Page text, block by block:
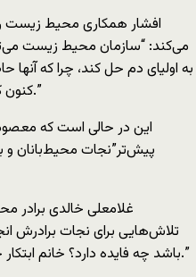
افشار همکاری محیط زیست را
می‌کند: “سازمان محیط زیست
به اولیای دم حل کند، چرا که
کنون کاری در این زمینه صورت نگرفته است.”
این در حالی است که
پیش‌تر”نجات محیط‌بانان و
غلامعلی خالدی برادر
تلاش‌هایی برای نجات برادرش
باشد چه فایده دارد؟ خانم ابتکار خیلی کار می‌کند اما زیرمجموعه‌اش نه.”